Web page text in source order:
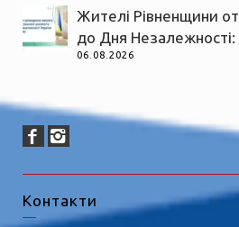
Жителі Рівненщини
до Дня Незалежності:
06.08.2026
Контакти